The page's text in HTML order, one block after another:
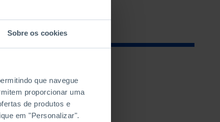
Sobre os cookies
que navegue
proporcionar uma
de produtos e
em "Personalizar".